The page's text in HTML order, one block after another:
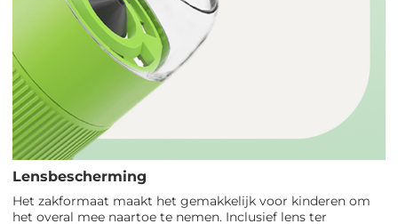
Lensbescherming
Het zakformaat maakt het gemakkelijk voor kinderen om
het overal mee naartoe te nemen. Inclusief lens ter